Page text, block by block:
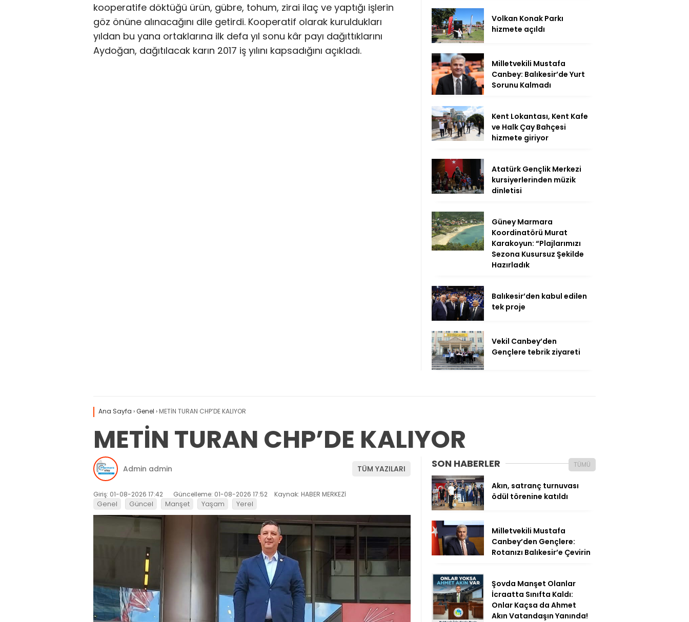
kooperatife döktüğü ürün, gübre, tohum, zirai ilaç ve yaptığı işlerin
göz önüne alınacağını dile getirdi. Kooperatif olarak kuruldukları
yıldan bu yana ortaklarına ilk defa yıl sonu kâr payı dağıttıklarını
Aydoğan, dağıtılacak karın 2017 iş yılını kapsadığını açıkladı.
Volkan Konak Parkı
hizmete açıldı
Milletvekili Mustafa
Canbey: Balıkesir’de Yurt
Sorunu Kalmadı
Kent Lokantası, Kent Kafe
ve Halk Çay Bahçesi
hizmete giriyor
Atatürk Gençlik Merkezi
kursiyerlerinden müzik
dinletisi
Güney Marmara
Koordinatörü Murat
Karakoyun: “Plajlarımızı
Sezona Kusursuz Şekilde
Hazırladık
Balıkesir’den kabul edilen
tek proje
Vekil Canbey’den
Gençlere tebrik ziyareti
Ana Sayfa ›Genel › METİN TURAN CHP’DE KALIYOR
METİN TURAN CHP’DE KALIYOR
Admin admin TÜM YAZILARI
Giriş: 01-08-2026 17:42 Güncelleme: 01-08-2026 17:52 Kaynak: HABER MERKEZİ
Genel Güncel Manşet Yaşam Yerel
SON HABERLER TÜMÜ
Akın, satranç turnuvası
ödül törenine katıldı
Milletvekili Mustafa
Canbey’den Gençlere:
Rotanızı Balıkesir’e Çevirin
Şovda Manşet Olanlar
İcraatta Sınıfta Kaldı:
Onlar Kaçsa da Ahmet
Akın Vatandaşın Yanında!